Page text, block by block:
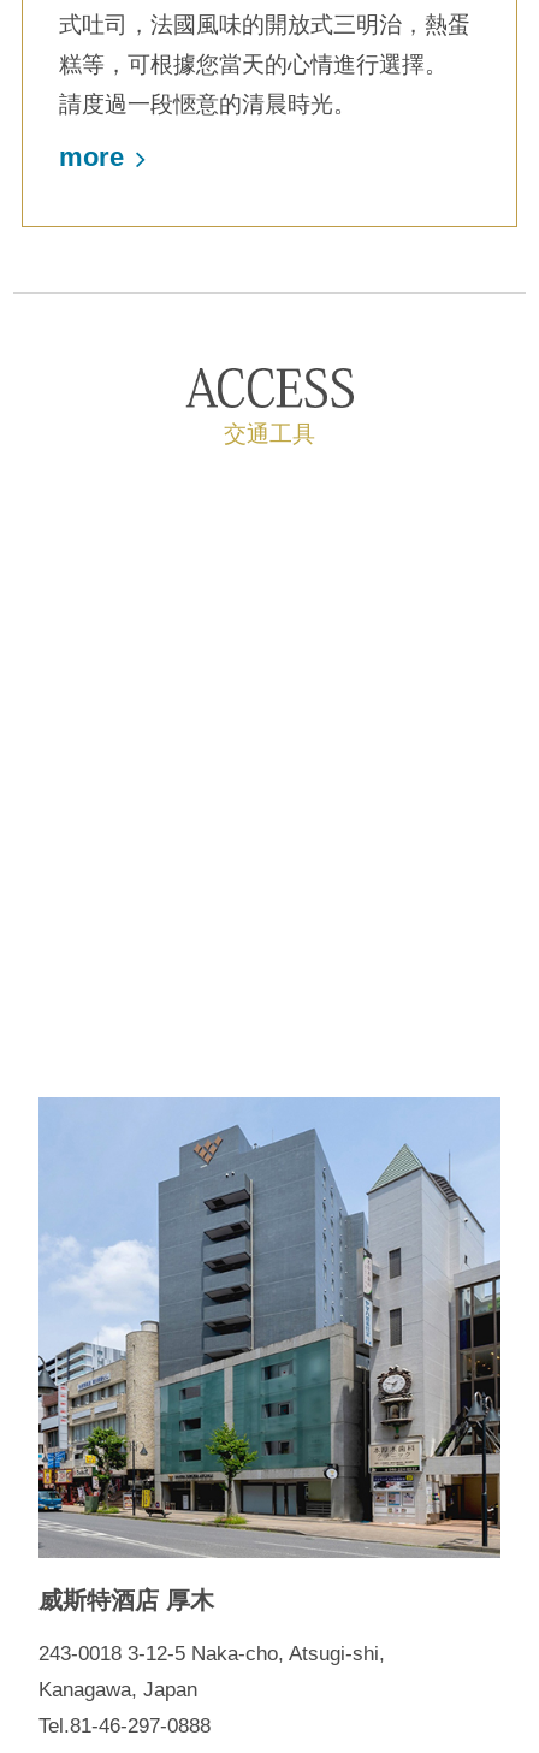
式吐司，法國風味的開放式三明治，熱蛋
糕等，可根據您當天的心情進行選擇。
請度過一段愜意的清晨時光。
more
交通工具
威斯特酒店 厚木
243-0018 3-12-5 Naka-cho, Atsugi-shi,
Kanagawa, Japan
Tel.81-46-297-0888